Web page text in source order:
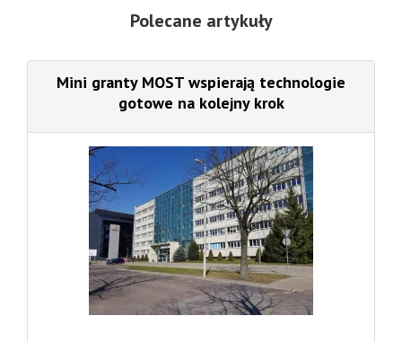
Polecane artykuły
Mini granty MOST wspierają technologie
gotowe na kolejny krok